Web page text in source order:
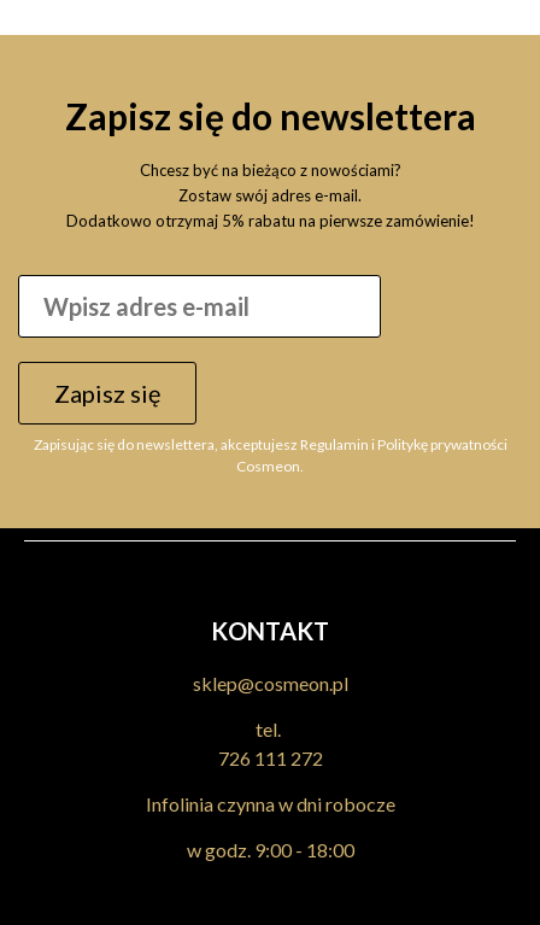
Zapisz się do newslettera
Chcesz być na bieżąco z nowościami?
Zostaw swój adres e-mail.
Dodatkowo otrzymaj 5% rabatu na pierwsze zamówienie!
Zapisz się
Zapisując się do newslettera, akceptujesz Regulamin i Politykę prywatności
Cosmeon.
KONTAKT
sklep@cosmeon.pl
tel.
726 111 272
Infolinia czynna w dni robocze
w godz. 9:00 - 18:00